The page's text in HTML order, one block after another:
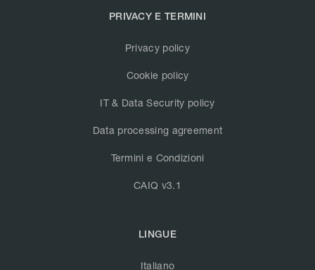
PRIVACY E TERMINI
Privacy policy
Cookie policy
IT & Data Security policy
Data processing agreement
Termini e Condizioni
CAIQ v3.1
LINGUE
Italiano